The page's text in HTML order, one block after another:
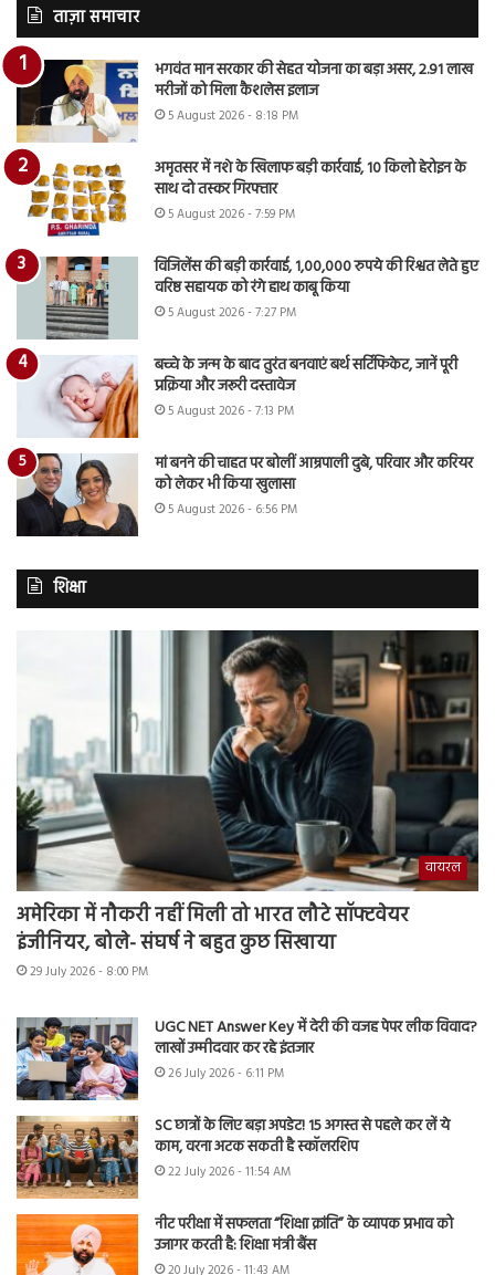
ताज़ा समाचार
भगवंत मान सरकार की सेहत योजना का बड़ा असर, 2.91 लाख
मरीजों को मिला कैशलेस इलाज
5 August 2026 - 8:18 PM
अमृतसर में नशे के खिलाफ बड़ी कार्रवाई, 10 किलो हेरोइन के
साथ दो तस्कर गिरफ्तार
5 August 2026 - 7:59 PM
विजिलेंस की बड़ी कार्रवाई, 1,00,000 रुपये की रिश्वत लेते हुए
वरिष्ठ सहायक को रंगे हाथ काबू किया
5 August 2026 - 7:27 PM
बच्चे के जन्म के बाद तुरंत बनवाएं बर्थ सर्टिफिकेट, जानें पूरी
प्रक्रिया और जरूरी दस्तावेज
5 August 2026 - 7:13 PM
मां बनने की चाहत पर बोलीं आम्रपाली दुबे, परिवार और करियर
को लेकर भी किया खुलासा
5 August 2026 - 6:56 PM
शिक्षा
वायरल
अमेरिका में नौकरी नहीं मिली तो भारत लौटे सॉफ्टवेयर
इंजीनियर, बोले- संघर्ष ने बहुत कुछ सिखाया
29 July 2026 - 8:00 PM
UGC NET Answer Key में देरी की वजह पेपर लीक विवाद?
लाखों उम्मीदवार कर रहे इंतजार
26 July 2026 - 6:11 PM
SC छात्रों के लिए बड़ा अपडेट! 15 अगस्त से पहले कर लें ये
काम, वरना अटक सकती है स्कॉलरशिप
22 July 2026 - 11:54 AM
नीट परीक्षा में सफलता “शिक्षा क्रांति” के व्यापक प्रभाव को
उजागर करती है: शिक्षा मंत्री बैंस
20 July 2026 - 11:43 AM